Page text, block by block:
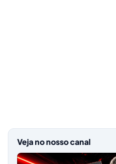
Veja no nosso canal